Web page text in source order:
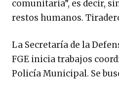
comunitaria”, es decir,
restos humanos.
La Secretaría de la
FGE inicia trabajos
Policía Municipal. Se